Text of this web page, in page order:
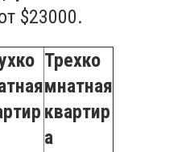
$23000.
Трехко
мнатная
квартир
а